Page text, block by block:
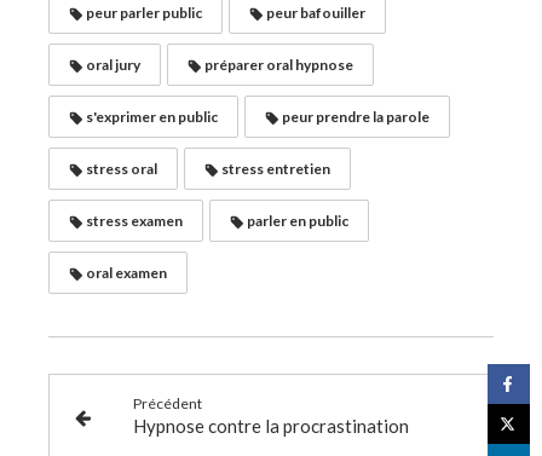
peur parler public peur bafouiller
oral jury préparer oral hypnose
s'exprimer en public peur prendre la parole
stress oral stress entretien
stress examen parler en public
oral examen
Précédent
Hypnose contre la procrastination